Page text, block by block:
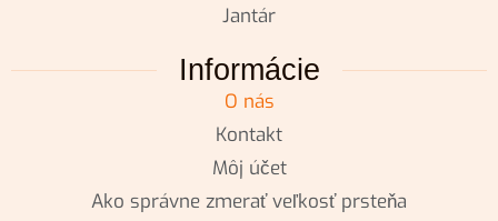
Jantár
Informácie
O nás
Kontakt
Môj účet
Ako správne zmerať veľkosť prsteňa